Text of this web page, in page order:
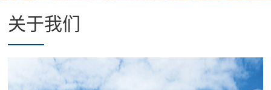
法
关于我们